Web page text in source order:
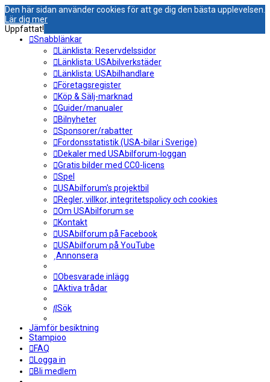
Den här sidan använder cookies för att ge dig den bästa upplevelsen.
Lär dig mer
Uppfattat!
Snabblänkar
Länklista: Reservdelssidor
Länklista: USAbilverkstäder
Länklista: USAbilhandlare
Företagsregister
Köp & Sälj-marknad
Guider/manualer
Bilnyheter
Sponsorer/rabatter
Fordonsstatistik (USA-bilar i Sverige)
Dekaler med USAbilforum-loggan
Gratis bilder med CC0-licens
Spel
USAbilforum's projektbil
Regler, villkor, integritetspolicy och cookies
Om USAbilforum.se
Kontakt
USAbilforum på Facebook
USAbilforum på YouTube
Annonsera
Obesvarade inlägg
Aktiva trådar
Sök
Jämför besiktning
Stampioo
FAQ
Logga in
Bli medlem